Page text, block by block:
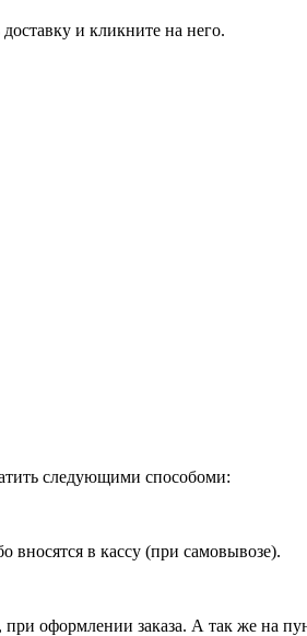
и кликните на него.
следующими способоми:
вносятся в кассу (при самовывозе).
при оформлении заказа. А так же на